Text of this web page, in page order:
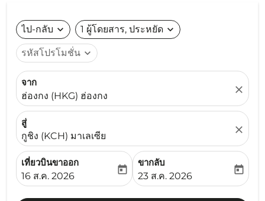
ไป-กลับ expand_more 1 ผู้โดยสาร, ประหยัด expand_more
รหัสโปรโมชั่น expand_more
จาก
ฮ่องกง (HKG) ฮ่องกง
close
สู่
กูชิง (KCH) มาเลเซีย
close
เที่ยวบินขาออก
fc-booking-departure-date-aria-label
16 ส.ค. 2026
today
ขากลับ
fc-booking-return-date-
23 ส.ค. 2026
today